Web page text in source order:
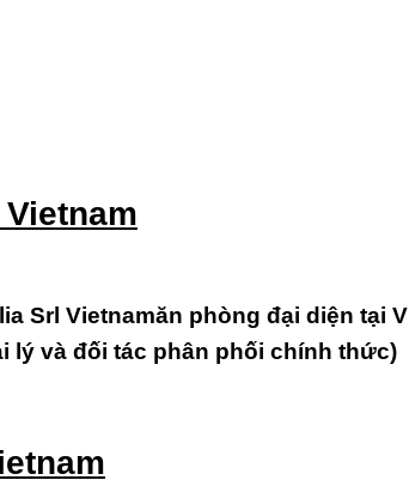
Srl Vietnamăn phòng đại diện tại
lý và đối tác phân phối chính thức)